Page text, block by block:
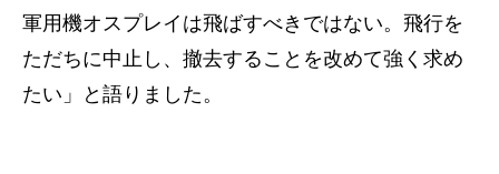
軍用機オスプレイは飛ばすべきではない。飛行を
ただちに中止し、撤去することを改めて強く求め
たい」と語りました。